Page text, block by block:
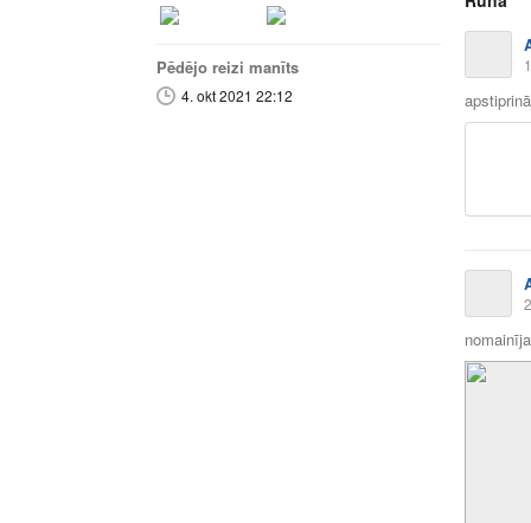
Pēdējo reizi manīts
4. okt 2021 22:12